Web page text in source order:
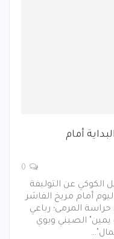
أمام
الكوكي عن التوليفة
أمام مريخ الفاشر
المرمى؛ رباعي
الصيني وبوي